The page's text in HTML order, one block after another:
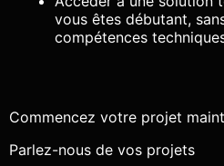
vous êtes débutant,
compétences
Commencez votre projet
Parlez-nous de vos projets